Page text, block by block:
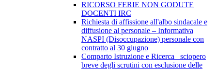
RICORSO FERIE NON GODUTE
DOCENTI IRC
Richiesta di affissione all'albo sindacale e
diffusione al personale – Informativa
NASPI (Disoccupazione) personale con
contratto al 30 giugno
Comparto Istruzione e Ricerca_ sciopero
breve degli scrutini con esclusione delle